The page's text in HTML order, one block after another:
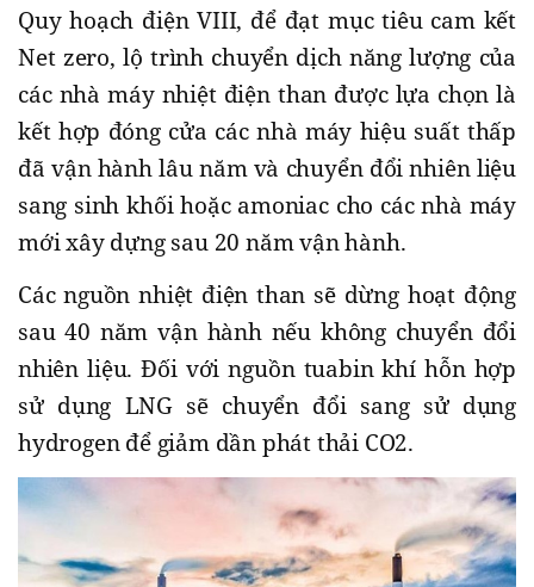
Quy hoạch điện VIII, để đạt mục tiêu cam kết
Net zero, lộ trình chuyển dịch năng lượng của
các nhà máy nhiệt điện than được lựa chọn là
kết hợp đóng cửa các nhà máy hiệu suất thấp
đã vận hành lâu năm và chuyển đổi nhiên liệu
sang sinh khối hoặc amoniac cho các nhà máy
mới xây dựng sau 20 năm vận hành.
Các nguồn nhiệt điện than sẽ dừng hoạt động
sau 40 năm vận hành nếu không chuyển đổi
nhiên liệu. Đối với nguồn tuabin khí hỗn hợp
sử dụng LNG sẽ chuyển đổi sang sử dụng
hydrogen để giảm dần phát thải CO2.